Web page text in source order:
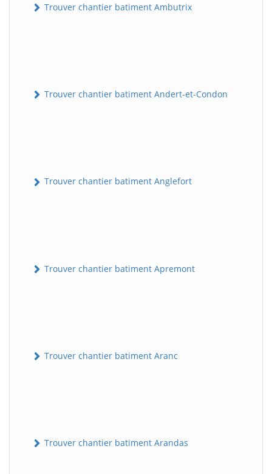
Trouver chantier batiment Ambutrix
Trouver chantier batiment Andert-et-Condon
Trouver chantier batiment Anglefort
Trouver chantier batiment Apremont
Trouver chantier batiment Aranc
Trouver chantier batiment Arandas